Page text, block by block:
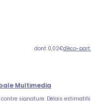
dont 0,02€d'éco-part.
Multimedia
signature. Délais estimatifs